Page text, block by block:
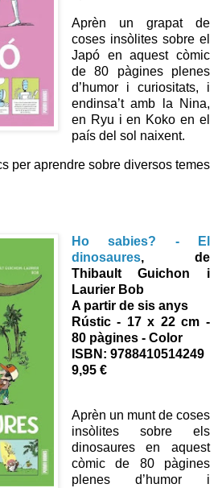
Aprèn un grapat de
coses insòlites sobre el
Japó en aquest còmic
de 80 pàgines plenes
d’humor i curiositats, i
endinsa’t amb la Nina,
en Ryu i en Koko en el
país del sol naixent.
per aprendre sobre diversos temes
Ho sabies? - El
dinosaures, de
Thibault Guichon i
Laurier Bob
A partir de sis anys
Rústic - 17 x 22 cm -
80 pàgines - Color
ISBN: 9788410514249
9,95 €
Aprèn un munt de coses
insòlites sobre els
dinosaures en aquest
còmic de 80 pàgines
plenes d’humor i